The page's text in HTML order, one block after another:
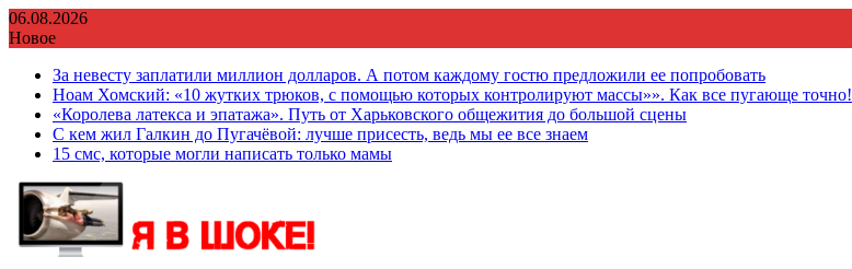
Перейти
к
06.08.2026
Новое
За невесту заплатили миллион долларов. А потом каждому гостю предложили ее попробовать
Ноам Хомский: «10 жутких трюков, с помощью которых контролируют массы»». Как все пугающе точно!
«Королева латекса и эпатажа». Путь от Харьковского общежития до большой сцены
С кем жил Галкин до Пугачёвой: лучше присесть, ведь мы ее все знаем
15 смс, которые могли написать только мамы